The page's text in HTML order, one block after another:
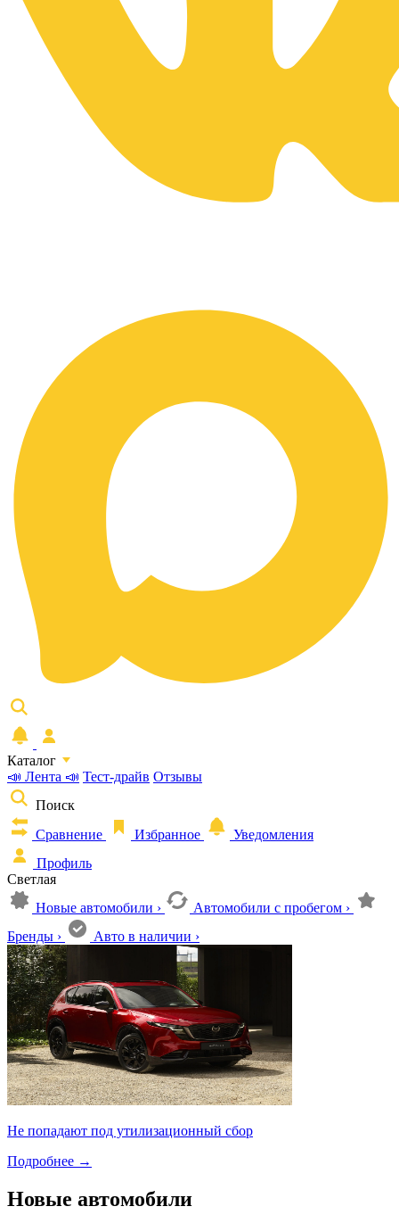
Каталог
📣 Лента 📣 Тест-драйв Отзывы
Поиск
Сравнение
Избранное
Уведомления
Профиль
Светлая
Новые автомобили › Автомобили с пробегом ›
Бренды › Авто в наличии ›
Не попадают под утилизационный сбор
Подробнее →
Новые автомобили